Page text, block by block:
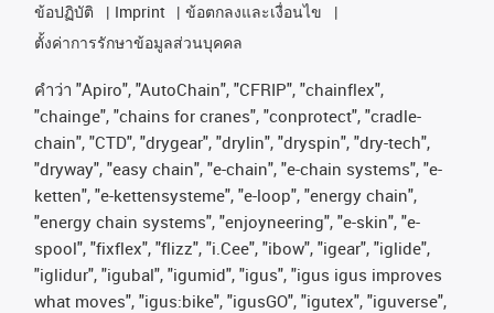
ข้อปฏิบัติ
Imprint
ข้อตกลงและเงื่อนไข
ตั้งค่าการรักษาข้อมูลส่วนบุคคล
คําว่า "Apiro", "AutoChain", "CFRIP", "chainflex",
"chainge", "chains for cranes", "conprotect", "cradle-
chain", "CTD", "drygear", "drylin", "dryspin", "dry-tech",
"dryway", "easy chain", "e-chain", "e-chain systems", "e-
ketten", "e-kettensysteme", "e-loop", "energy chain",
"energy chain systems", "enjoyneering", "e-skin", "e-
spool", "fixflex", "flizz", "i.Cee", "ibow", "igear", "iglide",
"iglidur", "igubal", "igumid", "igus", "igus igus improves
what moves", "igus:bike", "igusGO", "igutex", "iguverse",